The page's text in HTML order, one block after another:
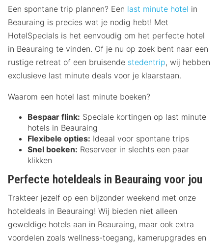
Een spontane trip plannen? Een last minute hotel in
Beauraing is precies wat je nodig hebt! Met
HotelSpecials is het eenvoudig om het perfecte hotel
in Beauraing te vinden. Of je nu op zoek bent naar een
rustige retreat of een bruisende stedentrip, wij hebben
exclusieve last minute deals voor je klaarstaan.
Waarom een hotel last minute boeken?
Bespaar flink: Speciale kortingen op last minute
hotels in Beauraing
Flexibele opties: Ideaal voor spontane trips
Snel boeken: Reserveer in slechts een paar
klikken
Perfecte hoteldeals in Beauraing voor jou
Trakteer jezelf op een bijzonder weekend met onze
hoteldeals in Beauraing! Wij bieden niet alleen
geweldige hotels aan in Beauraing, maar ook extra
voordelen zoals wellness-toegang, kamerupgrades en